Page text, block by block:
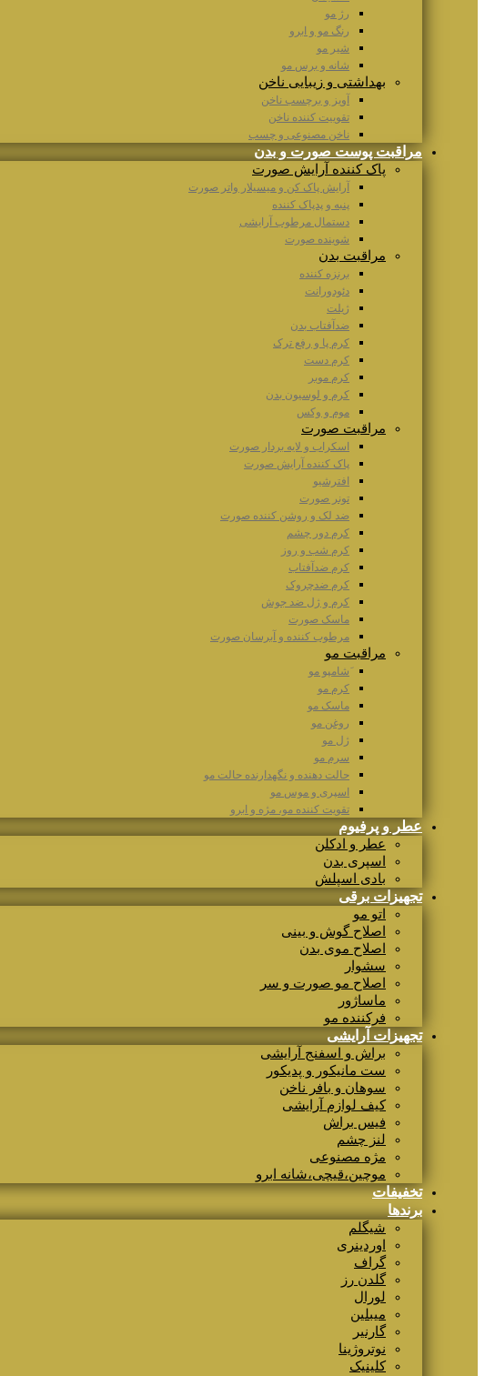
رژ مو
رنگ مو و ابرو
شیر مو
شانه و برس مو
بهداشتی و زیبایی ناخن
آویز و برچسب ناخن
تقوییت کننده ناخن
ناخن مصنوعی و چسب
مراقبت پوست صورت و بدن
پاک کننده آرایش صورت
آرایش پاک کن و میسیلار واتر صورت
پنبه و پدپاک کننده
دستمال مرطوب آرایشی
شوینده صورت
مراقبت بدن
برنزه کننده
دئودورانت
ژیلت
ضدآفتاب بدن
کرم پا و رفع ترک
کرم دست
کرم موبر
کرم و لوسیون بدن
موم و وکس
مراقبت صورت
اسکراب و لایه بردار صورت
پاک کننده آرایش صورت
افترشیو
تونر صورت
ضد لک و روشن کننده صورت
کرم دور چشم
کرم شب و روز
کرم ضدآفتاب
کرم ضدچروک
کرم و ژل ضد جوش
ماسک صورت
مرطوب کننده و آبرسان صورت
مراقبت مو
َشامپو مو
کرم مو
ماسک مو
روغن مو
ژل مو
سرم مو
حالت دهنده و نگهدارنده حالت مو
اسپری و موس مو
تقویت کننده مو، مژه و ابرو
عطر و پرفیوم
عطر و ادکلن
اسپری بدن
بادی اسپلش
تجهیزات برقی
اتو مو
اصلاح گوش و بینی
اصلاح موی بدن
سشوار
اصلاح مو صورت و سر
ماساژور
فرکننده مو
تجهیزات آرایشی
براش و اسفنج آرایشی
ست مانیکور و پدیکور
سوهان و بافر ناخن
کیف لوازم آرایشی
فیس براش
لنز چشم
مژه مصنوعی
موچین،قیچی،شانه ابرو
تخفیفات
برندها
شیگلم
اوردینری
گراف
گلدن رز
لورال
میبلین
گارنیر
نوتروژینا
کلینیک